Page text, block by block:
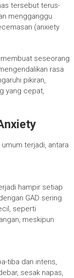
tersebut terus-
mengganggu
(anxiety
seseorang
rasa
pikiran,
yang cepat,
terjadi, antara
hampir setiap
GAD sering
seperti
meskipun
tiba dan intens,
sesak napas,